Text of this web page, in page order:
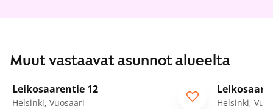
Muut vastaavat asunnot alueelta
ARA
Leikosaarentie 12
Helsinki, Vuosaari
ARA
Helsinki,